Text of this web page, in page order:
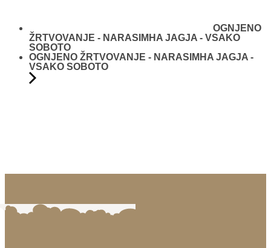
OGNJENO
ŽRTVOVANJE - NARASIMHA JAGJA - VSAKO
SOBOTO
OGNJENO ŽRTVOVANJE - NARASIMHA JAGJA -
VSAKO SOBOTO